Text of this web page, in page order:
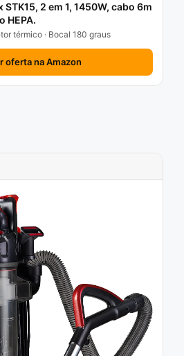
2 em 1, 1450W, cabo 6m
HEPA.
térmico · Bocal 180 graus
oferta na Amazon